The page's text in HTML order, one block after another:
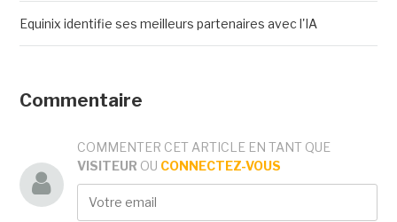
Equinix identifie ses meilleurs partenaires avec l'IA
Commentaire
COMMENTER CET ARTICLE EN TANT QUE
VISITEUR OU CONNECTEZ-VOUS